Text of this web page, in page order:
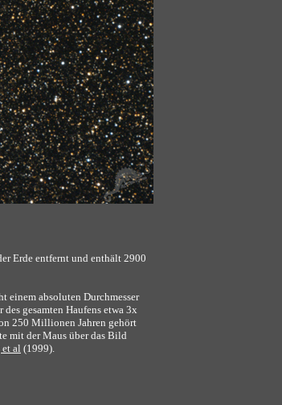
Erde entfernt und enthält 2900
einem absoluten Durchmesser
gesamten Haufens etwa 3x
250 Millionen Jahren gehört
mit der Maus über das Bild
al (1999).